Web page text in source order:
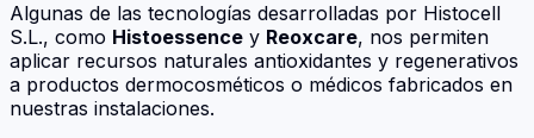
Algunas de las tecnologías desarrolladas por Histocell
S.L., como Histoessence y Reoxcare, nos permiten
aplicar recursos naturales antioxidantes y regenerativos
a productos dermocosméticos o médicos fabricados en
nuestras instalaciones.